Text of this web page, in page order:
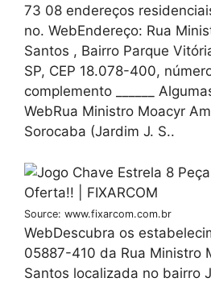
73 08 endereços
no. WebEndereço: Rua
Santos , Bairro Parque
SP, CEP 18.078-400, número
complemento ______
WebRua Ministro Moacyr
Sorocaba (Jardim J. S..
Source: www.fixarcom.com.br
WebDescubra os
05887-410 da Rua Ministro
Santos localizada no bairro